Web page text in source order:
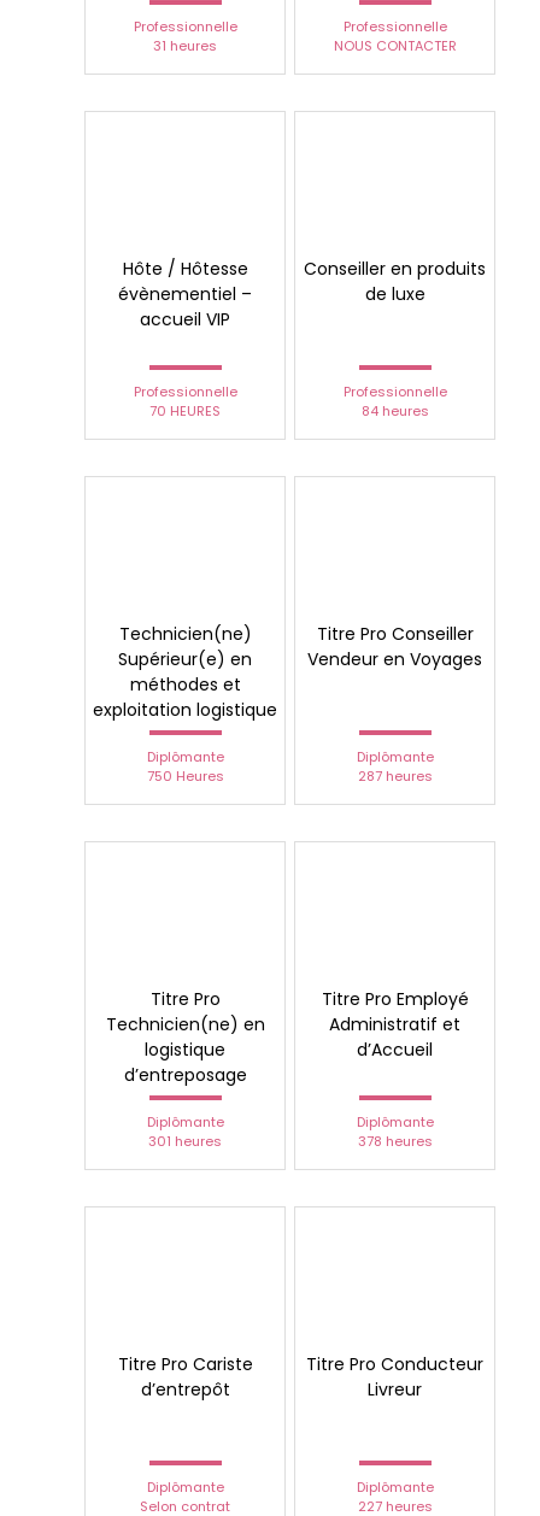
Professionnelle
31 heures
Professionnelle
NOUS CONTACTER
Hôte / Hôtesse
évènementiel –
accueil VIP
Professionnelle
70 HEURES
Conseiller en produits
de luxe
Professionnelle
84 heures
Technicien(ne)
Supérieur(e) en
méthodes et
exploitation logistique
Diplômante
750 Heures
Titre Pro Conseiller
Vendeur en Voyages
Diplômante
287 heures
Titre Pro
Technicien(ne) en
logistique
d’entreposage
Diplômante
301 heures
Titre Pro Employé
Administratif et
d’Accueil
Diplômante
378 heures
Titre Pro Cariste
d’entrepôt
Diplômante
Selon contrat
Titre Pro Conducteur
Livreur
Diplômante
227 heures